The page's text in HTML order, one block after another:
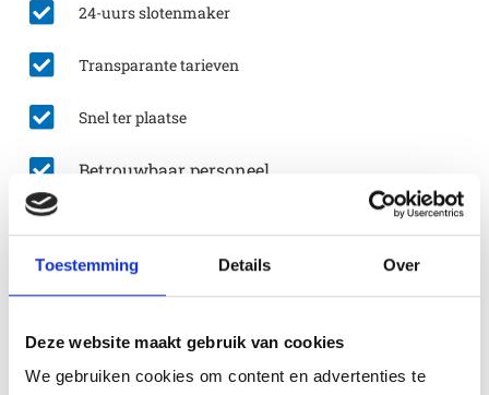
Toestemming Details Over
Deze website maakt gebruik van cookies
We gebruiken cookies om content en advertenties te
24-uurs slotenmaker
Transparante tarieven
Snel ter plaatse
Betrouwbaar personeel
Bel nu: 0412-711274
Lees ook eens: